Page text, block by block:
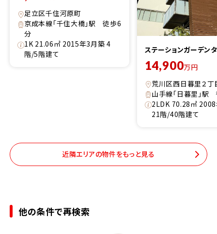
足立区千住河原町
京成本線「千住大橋」駅 徒歩6
分
1K 21.06㎡ 2015年3月築 4
階/5階建て
ステーションガーデン
14,900万円
荒川区西日暮里２丁
山手線「日暮里」駅
2LDK 70.28㎡
21階/40階建て
近隣エリアの物件をもっと見る
他の条件で再検索